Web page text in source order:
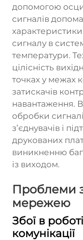
допомогою
сигналів
сигналу в
температури.
цілісність
точках у межах
затискачів
навантаження.
обробки
з’єднувачів і
друкованих
виникненню
із виходом.
Проблеми
мережею
Збої в
комунікації